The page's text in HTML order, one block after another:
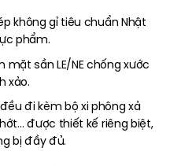
không gỉ tiêu chuẩn Nhật
phẩm.
mặt sần LE/NE chống xước
xảo.
đi kèm bộ xi phông xả
được thiết kế riêng biệt,
bị đầy đủ.